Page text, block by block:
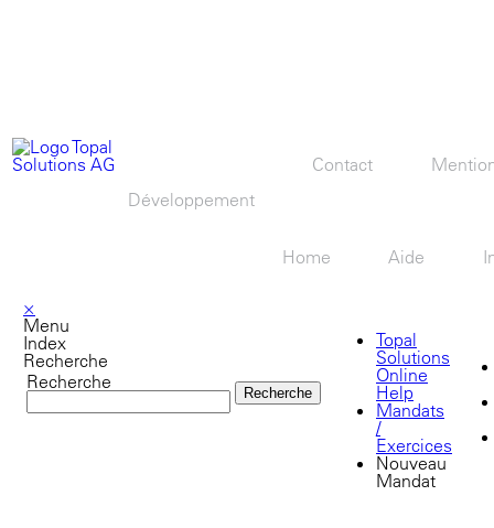
Contact
Développement
Aide
Home
×
Menu
Index
Recherche
Recherche
Topal
Solutions
Online
Help
Mandats
/
Exercices
Nouveau
Mandat